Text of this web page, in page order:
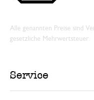
Alle genannten Preise sind
gesetzliche Mehrwertsteuer.
Service